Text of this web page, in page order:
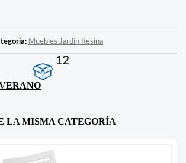
Muebles Jardin Resina
12
LA MISMA CATEGORÍA